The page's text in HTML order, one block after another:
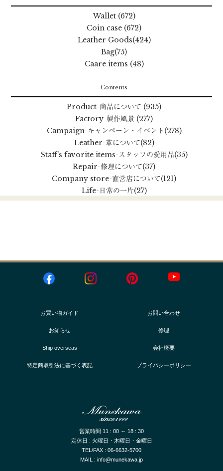
Wallet (672)
Coin case (672)
Leather Goods(424)
Bag(75)
Caare items (48)
Contents
Product-商品について (935)
Factory-製作風景 (277)
Campaign-キャンペーン・イベント (278)
Leather-革について(82)
Staff's favorite items-スタッフの愛用品(35)
Repair-修理について(37)
Company store-直営店について(121)
Life-日常の一片(27)
お買い物ガイド お問い合わせ
お知らせ 修理
Ship overseas 会社概要
特定商取引法に基づく表記 プライバシーポリシー
営業時間 11 : 00 ～ 18 : 30
定休日 : 火曜日・木曜日・金曜日
TEL/FAX : 06-6632-5700
MAIL : info@munekawa.jp